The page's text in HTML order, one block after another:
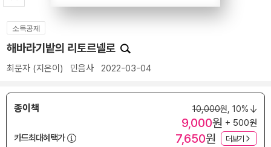
소득공제
해바라기밭의 리토르넬로
최문자 (지은이) 민음사 2022-03-04
종이책 10,000원, 10%
9,000원 + 500원
카드최대혜택가
7,650원 더보기